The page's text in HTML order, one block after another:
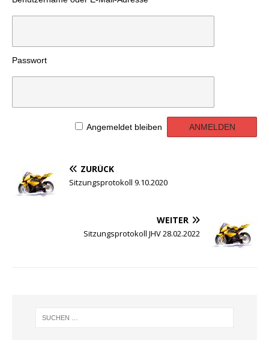
Passwort
Angemeldet bleiben
ZURÜCK
Sitzungsprotokoll 9.10.2020
WEITER
Sitzungsprotokoll JHV 28.02.2022